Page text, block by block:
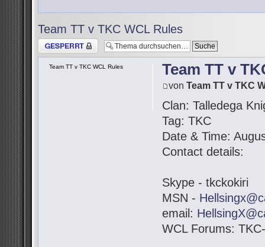
Team TT v TKC WCL Rules
Thema gesperrt
Team TT v
vonTeam TT v TKC
Clan: Talledega
Tag: TKC
Date & Time:
Contact details:
Skype - tkckokiri
MSN -
email:
WCL Forums:
Team TT v TKC WCL Rules